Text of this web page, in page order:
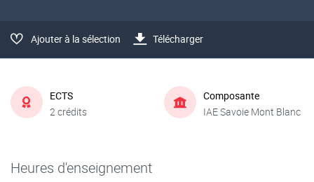
Ajouter à la sélection Télécharger
ECTS
2 crédits
Composante
IAE Savoie Mont Blanc
Heures d'enseignement